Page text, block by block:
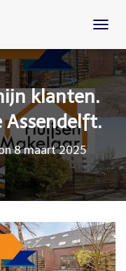
O
L
N
A
G
T
O
N
klanten.
Assendelft.
8 maart 2025